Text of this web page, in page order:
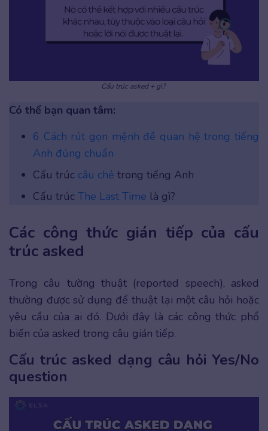
Cấu trúc asked + gì?
Có thể bạn quan tâm:
6 Cách rút gọn mệnh đề quan hệ trong tiếng
Anh đúng chuẩn
Cấu trúc câu chẻ trong tiếng Anh
Cấu trúc The Last Time là gì?
Các công thức gián tiếp của cấu
trúc asked
Trong câu tường thuật (reported speech), asked
thường được sử dụng để thuật lại một câu hỏi hoặc
yêu cầu của ai đó. Dưới đây là các công thức phổ
biến của asked trong câu gián tiếp.
Cấu trúc asked dạng câu hỏi Yes/No
question